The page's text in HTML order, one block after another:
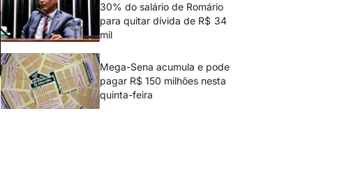
30% do salário de Romário
para quitar dívida de R$ 34
mil
Mega-Sena acumula e pode
pagar R$ 150 milhões nesta
quinta-feira